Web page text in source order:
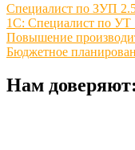
Специалист по ЗУП
1С: Специалист по УТ
Повышение
Бюджетное
Нам доверяют: